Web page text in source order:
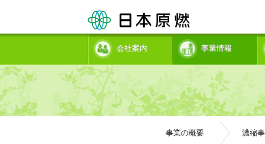
会社案内 事業情報
事業の概要 濃縮